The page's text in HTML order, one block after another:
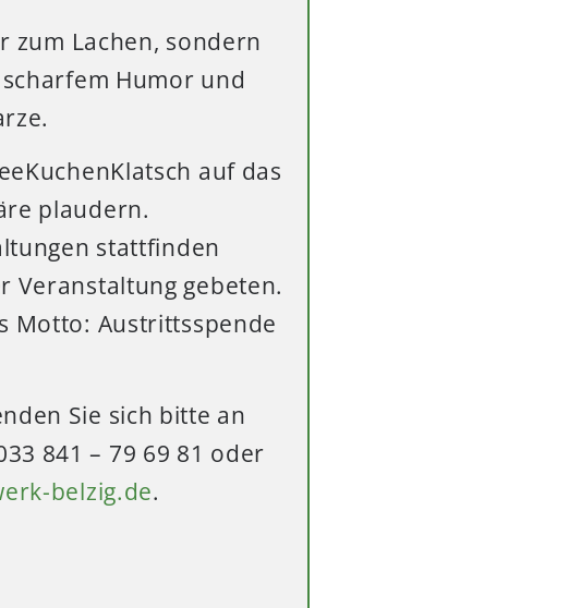
zum Lachen, sondern
Humor und
auf das
plaudern.
stattfinden
Veranstaltung gebeten.
Motto: Austrittsspende
Sie sich bitte an
841 – 79 69 81 oder
belzig.de.